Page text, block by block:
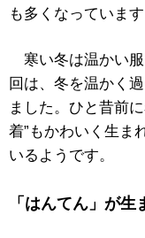
も多くなっています
寒い冬は温かい服
回は、冬を温かく
ました。ひと昔前
着”もかわいく生ま
いるようです。
「はんてん」が